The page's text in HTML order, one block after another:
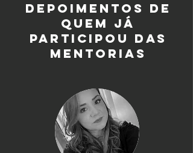
DEPOIMENTOS DE
QUEM JÁ
PARTICIPOU DAS
MENTORIAS